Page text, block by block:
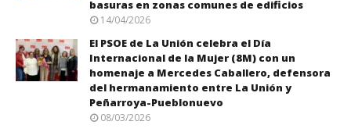
basuras en zonas comunes de edificios
14/04/2026
El PSOE de La Unión celebra el Día
Internacional de la Mujer (8M) con un
homenaje a Mercedes Caballero, defensora
del hermanamiento entre La Unión y
Peñarroya-Pueblonuevo
08/03/2026